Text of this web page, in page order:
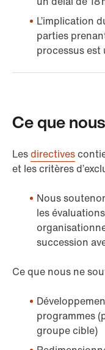
L’implication
parties
processus
Ce que
Lesdirectives
et les critères
Nous
les
succession
Ce que nous ne
programmes
groupe cible)